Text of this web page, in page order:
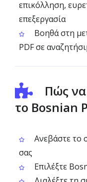
επικόλληση,
επεξεργασία
Βοηθά στη
PDF σε
Πώς
το Bosnian
Ανεβάστε το
σας
Επιλέξτε